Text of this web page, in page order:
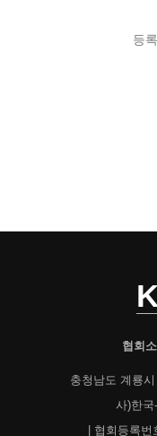
등
협회
충청남도 계룡
사)한국
| 협회등록